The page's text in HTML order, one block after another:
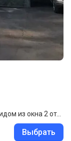
Двухместный номер Standard с красивым видом из окна 2 отдельные кровати
Выбрать